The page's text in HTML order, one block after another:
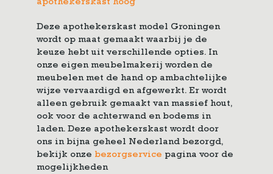
apothekerskast hoog
Deze apothekerskast model Groningen
wordt op maat gemaakt waarbij je de
keuze hebt uit verschillende opties. In
onze eigen meubelmakerij worden de
meubelen met de hand op ambachtelijke
wijze vervaardigd en afgewerkt. Er wordt
alleen gebruik gemaakt van massief hout,
ook voor de achterwand en bodems in
laden. Deze apothekerskast wordt door
ons in bijna geheel Nederland bezorgd,
bekijk onze bezorgservice pagina voor de
mogelijkheden